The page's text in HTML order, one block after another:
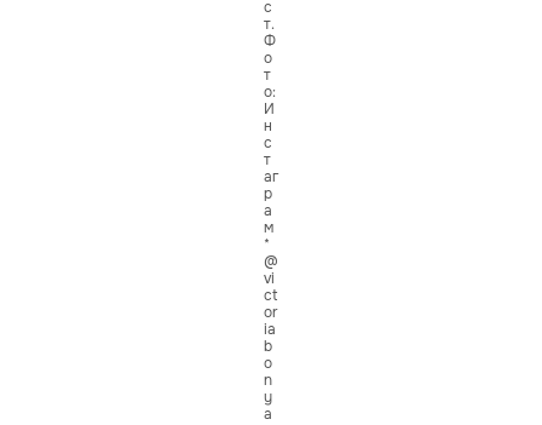
с
т.
Ф
о
т
о:
И
н
с
т
аг
р
а
м
*
@
vi
ct
or
ia
b
o
n
y
a